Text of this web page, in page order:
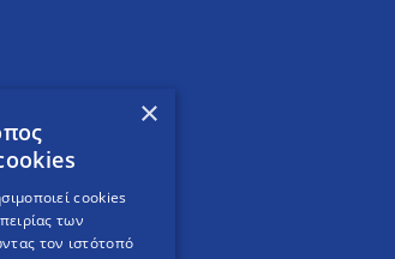
×
cookies
των
τον ιστότοπό